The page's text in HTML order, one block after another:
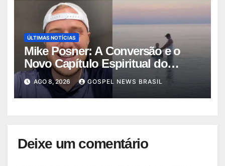
ÚLTIMAS NOTÍCIAS
Mike Posner: A Conversão e o
Novo Capítulo Espiritual do
Cantor
AGO 8, 2026 GOSPEL NEWS BRASIL
Deixe um comentário